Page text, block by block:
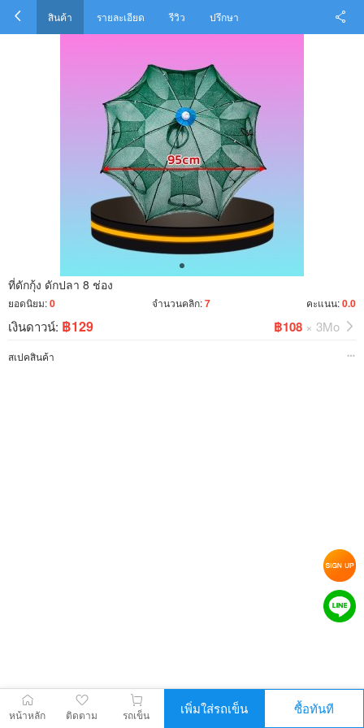
สินค้า รายละเอียด รีวิว ปรึกษา
ที่ดักกุ้ง ดักปลา 8 ช่อง
ยอดนิยม:0 จำนวนคลิก:7 คะแนน:0.0
เงินดาวน์: ฿129 ฿108 × 3Mo
สเปคสินค้า
หน้าหลัก ติดตาม รถเข็น เพิ่มใส่รถเข็น ซื้อทันที